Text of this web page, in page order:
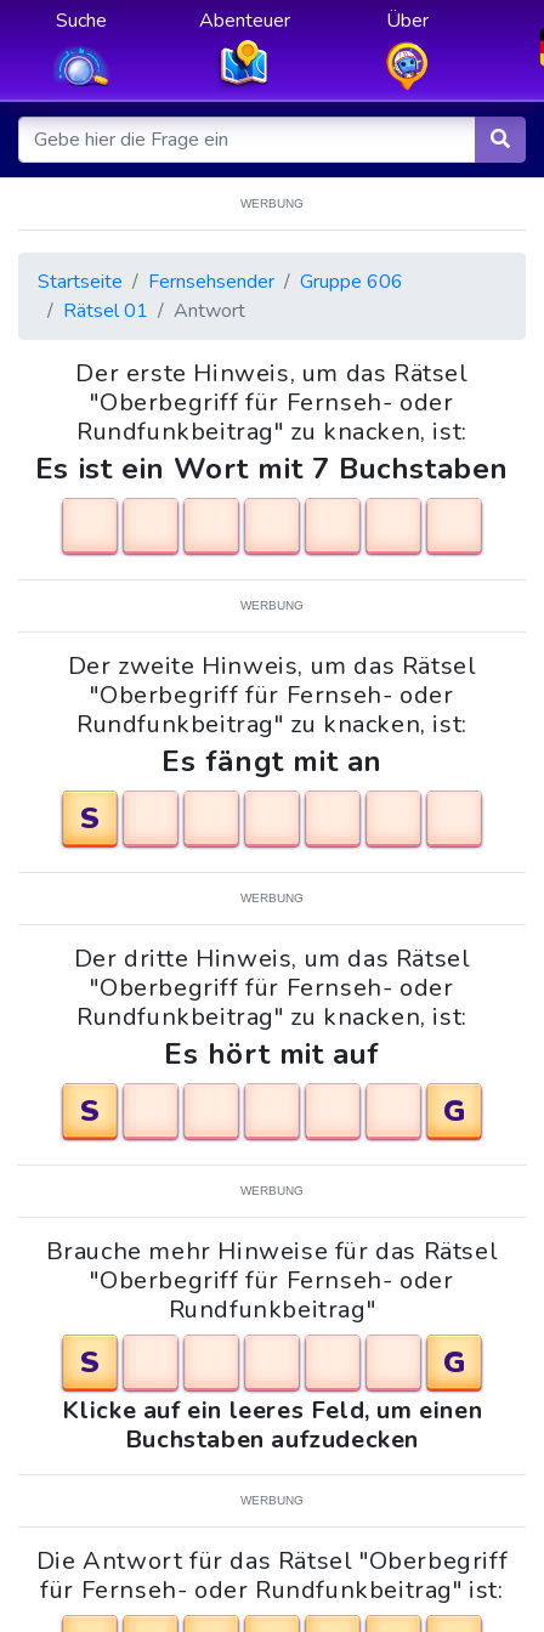
Suche Abenteuer Über
WERBUNG
Startseite Fernsehsender
Gruppe 606
Rätsel 01
Antwort
Der erste Hinweis, um das Rätsel
"Oberbegriff für Fernseh- oder
Rundfunkbeitrag" zu knacken, ist:
Es ist ein Wort mit 7 Buchstaben
WERBUNG
Der zweite Hinweis, um das Rätsel
"Oberbegriff für Fernseh- oder
Rundfunkbeitrag" zu knacken, ist:
Es fängt mit an
S
WERBUNG
Der dritte Hinweis, um das Rätsel
"Oberbegriff für Fernseh- oder
Rundfunkbeitrag" zu knacken, ist:
Es hört mit auf
S
G
WERBUNG
Brauche mehr Hinweise für das Rätsel
"Oberbegriff für Fernseh- oder
Rundfunkbeitrag"
S G
Klicke auf ein leeres Feld, um einen
Buchstaben aufzudecken
WERBUNG
Die Antwort für das Rätsel "Oberbegriff
für Fernseh- oder Rundfunkbeitrag" ist: